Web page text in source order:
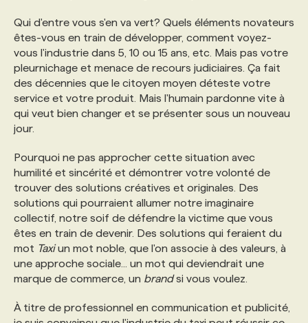
Qui d'entre vous s'en va vert? Quels éléments novateurs
êtes-vous en train de développer, comment voyez-
vous l'industrie dans 5, 10 ou 15 ans, etc. Mais pas votre
pleurnichage et menace de recours judiciaires. Ça fait
des décennies que le citoyen moyen déteste votre
service et votre produit. Mais l'humain pardonne vite à
qui veut bien changer et se présenter sous un nouveau
jour.
Pourquoi ne pas approcher cette situation avec
humilité et sincérité et démontrer votre volonté de
trouver des solutions créatives et originales. Des
solutions qui pourraient allumer notre imaginaire
collectif, notre soif de défendre la victime que vous
êtes en train de devenir. Des solutions qui feraient du
mot Taxiun mot noble, que l'on associe à des valeurs, à
une approche sociale... un mot qui deviendrait une
marque de commerce, un brandsi vous voulez.
À titre de professionnel en communication et publicité,